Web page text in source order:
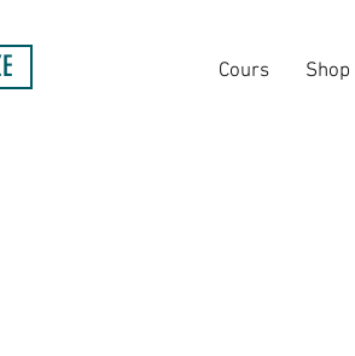
Cours Shop